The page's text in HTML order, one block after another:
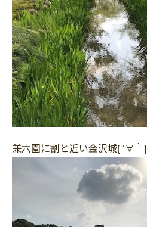
兼六園に割と近い金沢城( ´∀｀)